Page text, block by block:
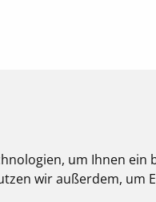
um Ihnen
wir außerdem,
geschützt und